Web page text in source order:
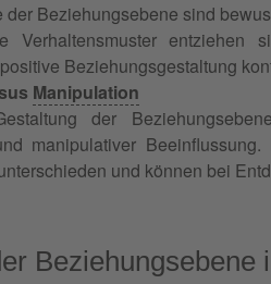
der Beziehungsebene sind
Verhaltensmuster entziehen
Beziehungsgestaltung
Manipulation
der
manipulativer
und können bei
Beziehungsebene